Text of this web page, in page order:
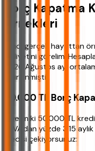
Borç Kapatma
Örnekleri
Şimdi gerçek hayattan
maliyetini görelim.
2026 Ağustos ayı
belirlenmiştir.
50.000 TL Borç
Diyelim ki 50.000 TL
BBVA'dan yüzde 3,15
kredisi çekiyorsunuz: